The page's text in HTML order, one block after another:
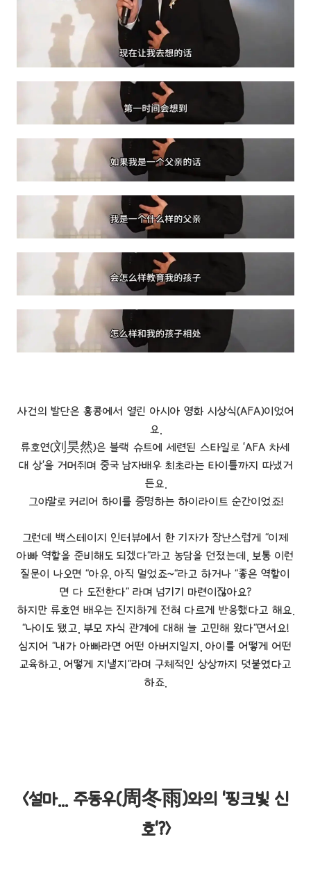
사건의 발단은 홍콩에서 열린 아시아 영화 시상식(AFA)이었어
요.
류호연(刘昊然)은 블랙 슈트에 세련된 스타일로 'AFA 차세
대 상'을 거머쥐며 중국 남자배우 최초라는 타이틀까지 따냈거
든요.
그야말로 커리어 하이를 증명하는 하이라이트 순간이었죠!
그런데 백스테이지 인터뷰에서 한 기자가 장난스럽게 "이제
아빠 역할을 준비해도 되겠다"라고 농담을 던졌는데, 보통 이런
질문이 나오면 "아유, 아직 멀었죠~"라고 하거나 "좋은 역할이
면 다 도전한다" 라며 넘기기 마련이잖아요?
하지만 류호연 배우는 진지하게 전혀 다르게 반응했다고 해요.
"나이도 됐고, 부모 자식 관계에 대해 늘 고민해 왔다"면서요!
심지어 "내가 아빠라면 어떤 아버지일지, 아이를 어떻게 어떤
교육하고, 어떻게 지낼지"라며 구체적인 상상까지 덧붙였다고
하죠.
<설마... 주동우(周冬雨)와의 '핑크빛 신
호'?>